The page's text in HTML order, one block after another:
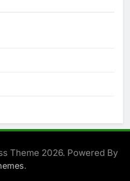
Theme 2026. Powered By
.